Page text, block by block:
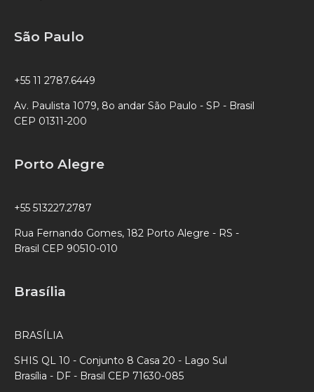
São Paulo
+55 11 2787.6449
Av. Paulista 1079, 8o andar São Paulo - SP - Brasil
CEP 01311-200
Porto Alegre
+55 513227.2787
Rua Fernando Gomes, 182 Porto Alegre - RS -
Brasil CEP 90510-010
Brasília
BRASÍLIA
SHIS QL 10 - Conjunto 8 Casa 20 - Lago Sul
Brasília - DF - Brasil CEP 71630-085